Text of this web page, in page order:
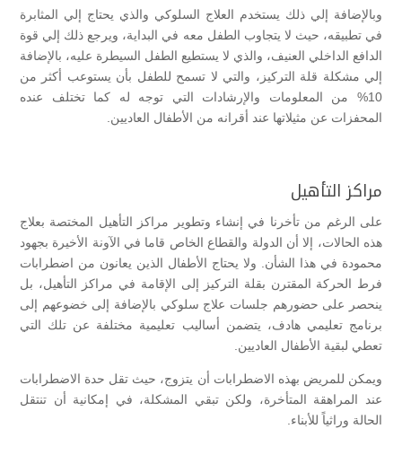
وبالإضافة إلي ذلك يستخدم العلاج السلوكي والذي يحتاج إلي المثابرة
في تطبيقه، حيث لا يتجاوب الطفل معه في البداية، ويرجع ذلك إلي قوة
الدافع الداخلي العنيف، والذي لا يستطيع الطفل السيطرة عليه، بالإضافة
إلي مشكلة قلة التركيز، والتي لا تسمح للطفل بأن يستوعب أكثر من
10% من المعلومات والإرشادات التي توجه له كما تختلف عنده
المحفزات عن مثيلاتها عند أقرانه من الأطفال العاديين.
مراكز التأهيل
على الرغم من تأخرنا في إنشاء وتطوير مراكز التأهيل المختصة بعلاج
هذه الحالات، إلا أن الدولة والقطاع الخاص قاما في الآونة الأخيرة بجهود
محمودة في هذا الشأن. ولا يحتاج الأطفال الذين يعانون من اضطرابات
فرط الحركة المقترن بقلة التركيز إلى الإقامة في مراكز التأهيل، بل
ينحصر على حضورهم جلسات علاج سلوكي بالإضافة إلى خضوعهم إلى
برنامج تعليمي هادف، يتضمن أساليب تعليمية مختلفة عن تلك التي
تعطي لبقية الأطفال العاديين.
ويمكن للمريض بهذه الاضطرابات أن يتزوج، حيث تقل حدة الاضطرابات
عند المراهقة المتأخرة، ولكن تبقي المشكلة، في إمكانية أن تنتقل
الحالة وراثياً للأبناء.